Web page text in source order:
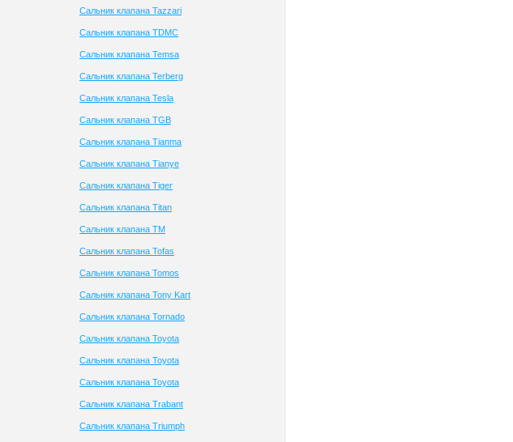
Сальник клапана Tazzari
Сальник клапана TDMC
Сальник клапана Temsa
Сальник клапана Terberg
Сальник клапана Tesla
Сальник клапана TGB
Сальник клапана Tianma
Сальник клапана Tianye
Сальник клапана Tiger
Сальник клапана Titan
Сальник клапана TM
Сальник клапана Tofas
Сальник клапана Tomos
Сальник клапана Tony Kart
Сальник клапана Tornado
Сальник клапана Toyota
Сальник клапана Toyota
Сальник клапана Toyota
Сальник клапана Trabant
Сальник клапана Triumph